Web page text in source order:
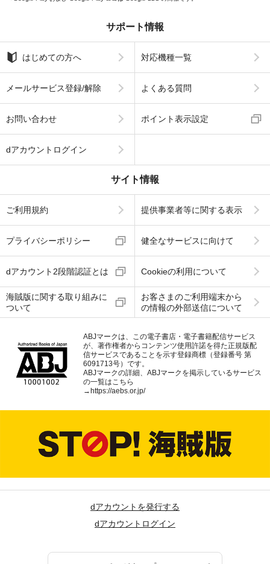
サポート情報
はじめての方へ 対応機種一覧
メールサービス登録/解除 よくある質問
お問い合わせ ポイント表示設定
dアカウントログイン
サイト情報
ご利用規約 提供事業者等に関する表示
プライバシーポリシー 健全なサービスに向けて
dアカウント2段階認証とは Cookieの利用について
海賊版に関する取り組みに
ついて
お客さまのご利用端末から
の情報の外部送信について
ABJマークは、この電子書店・電子書籍配信サービス
が、著作権者からコンテンツ使用許諾を得た正規版配
信サービスであることを示す登録商標（登録番号 第
6091713号）です。
ABJマークの詳細、ABJマークを掲示しているサービス
の一覧はこちら
→https://aebs.or.jp/
dアカウントを発行する
dアカウントログイン